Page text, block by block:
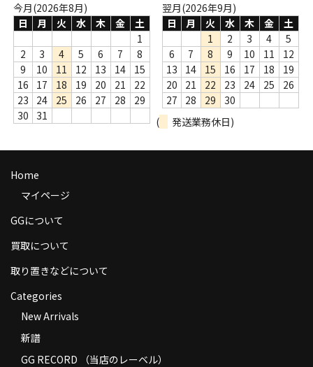
Webのみ no.3
Webのみ no.4
売り切れ
Help
お支払い方法
返品
特定商取引法に基づく表示
Contact
今月(2026年8月)
日
月 火 水 木 金
土
1
2
3 4 5 6 7
8
9
10 11 12 13 14
15
16
17 18 19 20 21
22
23
24 25 26 27 28
29
30
31
翌月(2026年9月)
日
月 火 水 木 金
土
1
2 3 4
5
6
7 8 9 10 11
12
13
14 15 16 17 18
19
20
21 22 23 24 25
26
27
28 29
30
(
発送業務休日)
Home
マイページ
GGについて
買取について
取り置きなどについて
Categories
New Arrivals
新譜
GG RECORD （当店のレーベル）